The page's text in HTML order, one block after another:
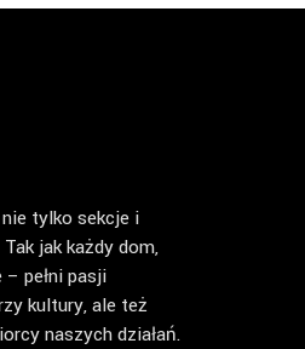
tylko sekcje i
jak każdy dom,
pełni pasji
kultury, ale też
naszych działań.